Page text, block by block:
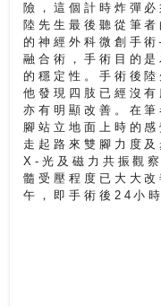
險，這個計時炸彈必
陸先生最後聽從筆
的神經外科微創手
融合術，手術目的
的穩定性。手術後
他發現四肢已經沒
亦有明顯改善。在
腳站立地面上時的
走起路來雙腳力度
X-光及磁力共振觀
髓受壓程度已大大
午，即手術後24小